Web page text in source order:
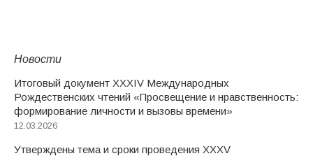
Новости
Итоговый документ XXХIV Международных
Рождественских чтений «Просвещение и нравственность:
формирование личности и вызовы времени»
12.03.2026
Утверждены тема и сроки проведения XXXV